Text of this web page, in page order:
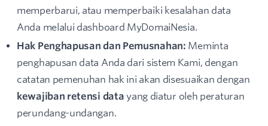
memperbarui, atau memperbaiki kesalahan data
Anda melalui dashboard MyDomaiNesia.
Hak Penghapusan dan Pemusnahan: Meminta
penghapusan data Anda dari sistem Kami, dengan
catatan pemenuhan hak ini akan disesuaikan dengan
kewajiban retensi data yang diatur oleh peraturan
perundang-undangan.